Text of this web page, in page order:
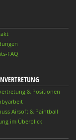
FAQ
& Positionen
Airsoft & Paintball
im Überblick